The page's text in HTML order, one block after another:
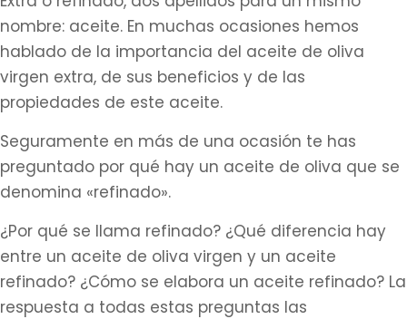
nombre: aceite. En muchas ocasiones hemos
hablado de la importancia del aceite de oliva
virgen extra, de sus beneficios y de las
propiedades de este aceite.
Seguramente en más de una ocasión te has
preguntado por qué hay un aceite de oliva que se
denomina «refinado».
¿Por qué se llama refinado? ¿Qué diferencia hay
entre un aceite de oliva virgen y un aceite
refinado? ¿Cómo se elabora un aceite refinado? La
respuesta a todas estas preguntas las